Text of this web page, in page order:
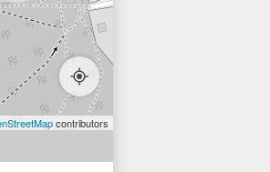
contributors